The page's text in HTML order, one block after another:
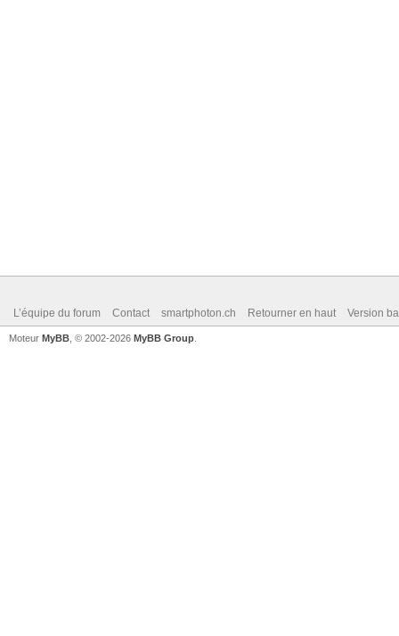
L’équipe du forum Contact smartphoton.ch Retourner en haut Version
Moteur MyBB , © 2002-2026 MyBB Group